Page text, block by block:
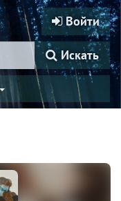
Войти
Искать